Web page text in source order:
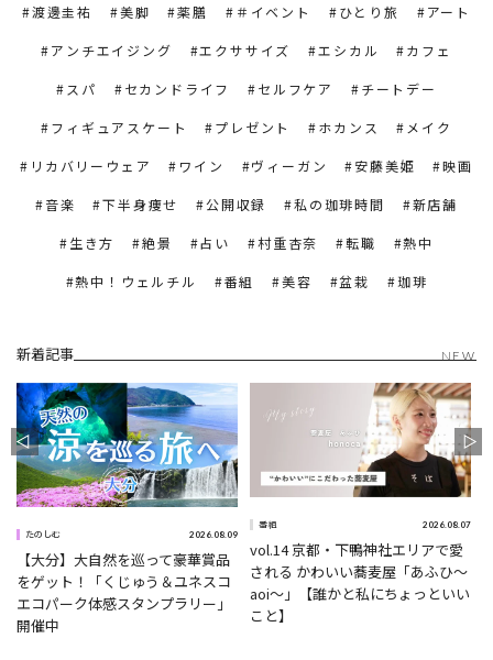
渡邊圭祐 美脚 薬膳 ＃イベント ひとり旅 アート
アンチエイジング エクササイズ エシカル カフェ
スパ セカンドライフ セルフケア チートデー
フィギュアスケート プレゼント ホカンス メイク
リカバリーウェア ワイン ヴィーガン 安藤美姫 映画
音楽 下半身痩せ 公開収録 私の珈琲時間 新店舗
生き方 絶景 占い 村重杏奈 転職 熱中
熱中！ウェルチル 番組 美容 盆栽 珈琲
新着記事 NEW
たのしむ 2026.08.09
【大分】大自然を巡って豪華賞品
をゲット！「くじゅう＆ユネスコ
エコパーク体感スタンプラリー」
開催中
番組 2026.08.07
vol.14 京都・下鴨神社エリアで愛
される かわいい蕎麦屋「あふひ〜
aoi〜」【誰かと私にちょっといい
こと】